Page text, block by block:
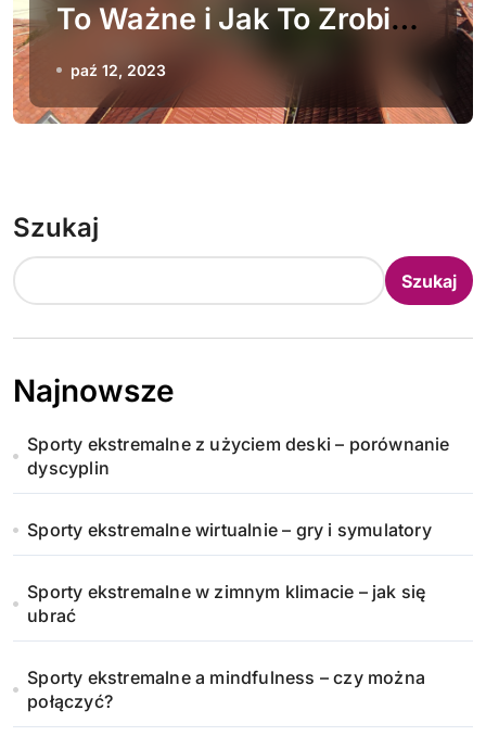
To Ważne i Jak To Zrobić
Prawidłowo
paź 12, 2023
Szukaj
Szukaj
Najnowsze
Sporty ekstremalne z użyciem deski – porównanie
dyscyplin
Sporty ekstremalne wirtualnie – gry i symulatory
Sporty ekstremalne w zimnym klimacie – jak się
ubrać
Sporty ekstremalne a mindfulness – czy można
połączyć?